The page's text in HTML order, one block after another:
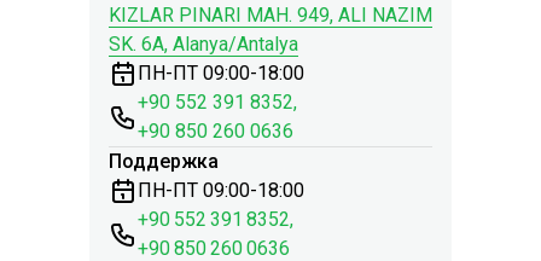
KIZLAR PINARI MAH. 949, ALI NAZIM
SK. 6A, Alanya/Antalya
ПН-ПТ 09:00-18:00
+90 552 391 8352,
+90 850 260 0636
Поддержка
ПН-ПТ 09:00-18:00
+90 552 391 8352,
+90 850 260 0636